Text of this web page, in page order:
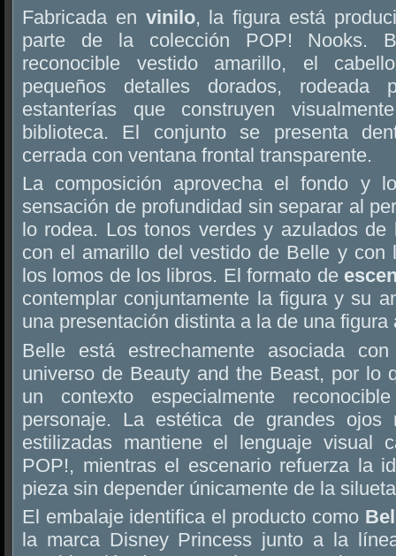
Fabricada en vinilo, la figura está
parte de la colección POP! Nooks.
reconocible vestido amarillo, el
pequeños detalles dorados,
estanterías que construyen
biblioteca. El conjunto se presenta
cerrada con ventana frontal transparente.
La composición aprovecha el fondo y
sensación de profundidad sin separar al
lo rodea. Los tonos verdes y azulados de
con el amarillo del vestido de Belle y con
los lomos de los libros. El formato de
contemplar conjuntamente la figura y su
una presentación distinta a la de una figura
Belle está estrechamente asociada
universo de Beauty and the Beast, por lo
un contexto especialmente
personaje. La estética de grandes ojos
estilizadas mantiene el lenguaje visual
POP!, mientras el escenario refuerza la
pieza sin depender únicamente de la
El embalaje identifica el producto como
la marca Disney Princess junto a la